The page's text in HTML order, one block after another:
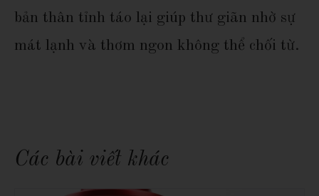
bản thân tỉnh táo lại giúp thư giãn nhờ sự
mát lạnh và thơm ngon không thể chối từ.
Các bài viết khác